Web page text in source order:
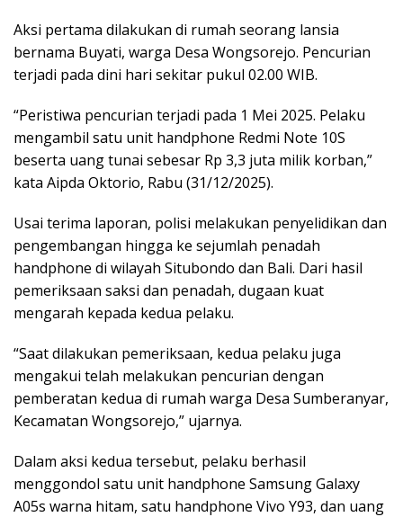
Aksi pertama dilakukan di rumah seorang lansia
bernama Buyati, warga Desa Wongsorejo. Pencurian
terjadi pada dini hari sekitar pukul 02.00 WIB.
“Peristiwa pencurian terjadi pada 1 Mei 2025. Pelaku
mengambil satu unit handphone Redmi Note 10S
beserta uang tunai sebesar Rp 3,3 juta milik korban,”
kata Aipda Oktorio, Rabu (31/12/2025).
Usai terima laporan, polisi melakukan penyelidikan dan
pengembangan hingga ke sejumlah penadah
handphone di wilayah Situbondo dan Bali. Dari hasil
pemeriksaan saksi dan penadah, dugaan kuat
mengarah kepada kedua pelaku.
“Saat dilakukan pemeriksaan, kedua pelaku juga
mengakui telah melakukan pencurian dengan
pemberatan kedua di rumah warga Desa Sumberanyar,
Kecamatan Wongsorejo,” ujarnya.
Dalam aksi kedua tersebut, pelaku berhasil
menggondol satu unit handphone Samsung Galaxy
A05s warna hitam, satu handphone Vivo Y93, dan uang